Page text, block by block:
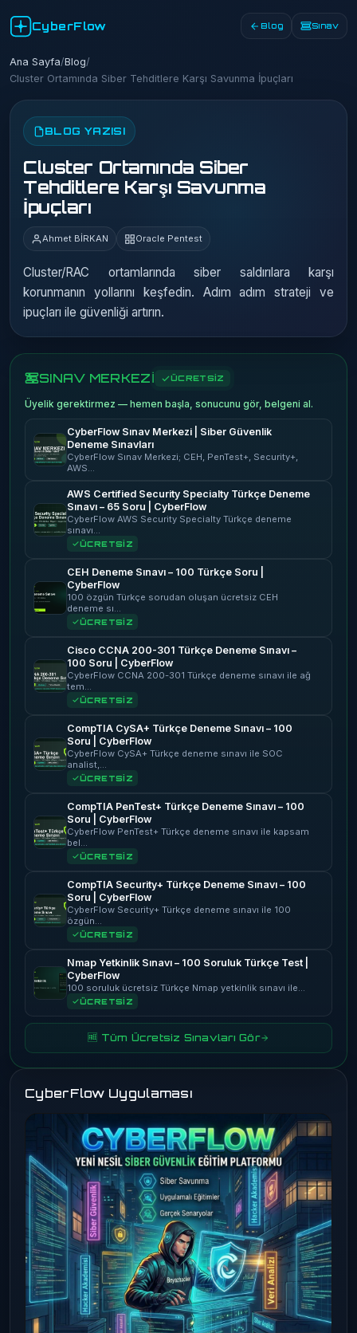
CyberFlow Blog Sınav
Ana Sayfa/Blog/
Cluster Ortamında Siber Tehditlere Karşı Savunma İpuçları
BLOG YAZISI
Cluster Ortamında Siber
Tehditlere Karşı Savunma
İpuçları
Ahmet BİRKAN Oracle Pentest
Cluster/RAC ortamlarında siber saldırılara karşı
korunmanın yollarını keşfedin. Adım adım strateji ve
ipuçları ile güvenliği artırın.
SINAV MERKEZİ ÜCRETSİZ
Üyelik gerektirmez — hemen başla, sonucunu gör, belgeni al.
CyberFlow Sınav Merkezi | Siber Güvenlik
Deneme Sınavları
CyberFlow Sınav Merkezi; CEH, PenTest+, Security+,
AWS…
AWS Certified Security Specialty Türkçe Deneme
Sınavı – 65 Soru | CyberFlow
CyberFlow AWS Security Specialty Türkçe deneme
sınavı…
ÜCRETSİZ
CEH Deneme Sınavı – 100 Türkçe Soru |
CyberFlow
100 özgün Türkçe sorudan oluşan ücretsiz CEH
deneme sı…
ÜCRETSİZ
Cisco CCNA 200-301 Türkçe Deneme Sınavı –
100 Soru | CyberFlow
CyberFlow CCNA 200-301 Türkçe deneme sınavı ile ağ
tem…
ÜCRETSİZ
CompTIA CySA+ Türkçe Deneme Sınavı – 100
Soru | CyberFlow
CyberFlow CySA+ Türkçe deneme sınavı ile SOC
analist,…
ÜCRETSİZ
CompTIA PenTest+ Türkçe Deneme Sınavı – 100
Soru | CyberFlow
CyberFlow PenTest+ Türkçe deneme sınavı ile kapsam
bel…
ÜCRETSİZ
CompTIA Security+ Türkçe Deneme Sınavı – 100
Soru | CyberFlow
CyberFlow Security+ Türkçe deneme sınavı ile 100
özgün…
ÜCRETSİZ
Nmap Yetkinlik Sınavı – 100 Soruluk Türkçe Test |
CyberFlow
100 soruluk ücretsiz Türkçe Nmap yetkinlik sınavı ile…
ÜCRETSİZ
🆓 Tüm Ücretsiz Sınavları Gör
CyberFlow Uygulaması